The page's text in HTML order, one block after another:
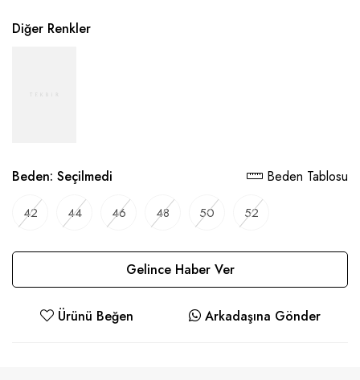
Diğer Renkler
Beden: Seçilmedi Beden Tablosu
42 44 46 48 50 52
Gelince Haber Ver
Ürünü Beğen Arkadaşına Gönder